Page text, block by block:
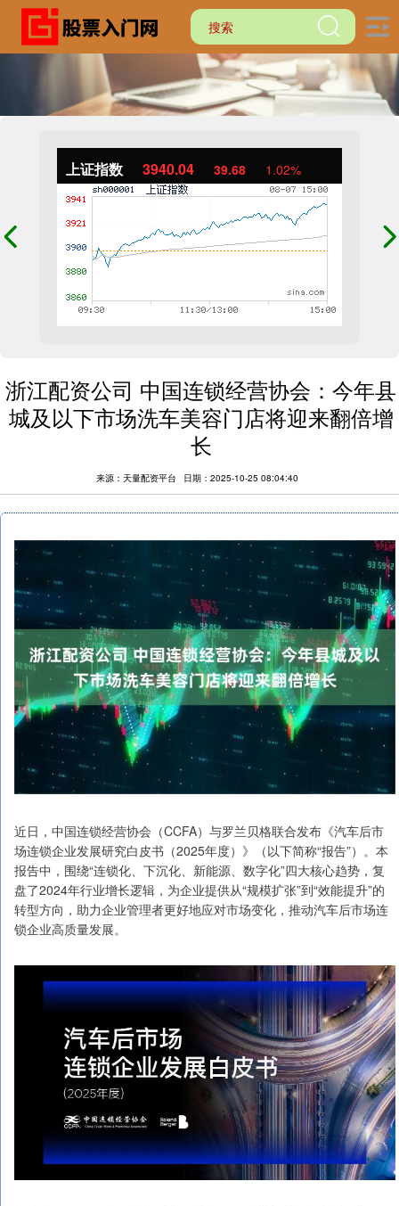
上证指数 3940.04 39.68 1.02%
浙江配资公司 中国连锁经营协会：今年县
城及以下市场洗车美容门店将迎来翻倍增
长
来源：天量配资平台 日期：2025-10-25 08:04:40
近日，中国连锁经营协会（CCFA）与罗兰贝格联合发布《汽车后市
场连锁企业发展研究白皮书（2025年度）》（以下简称“报告”）。本
报告中，围绕“连锁化、下沉化、新能源、数字化”四大核心趋势，复
盘了2024年行业增长逻辑，为企业提供从“规模扩张”到“效能提升”的
转型方向，助力企业管理者更好地应对市场变化，推动汽车后市场连
锁企业高质量发展。